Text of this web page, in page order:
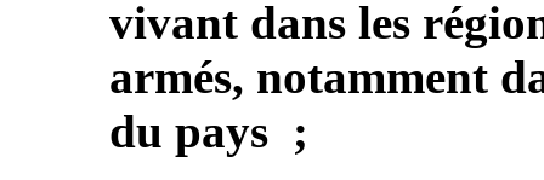
vivant dans les
armés, notamment
du pays ;